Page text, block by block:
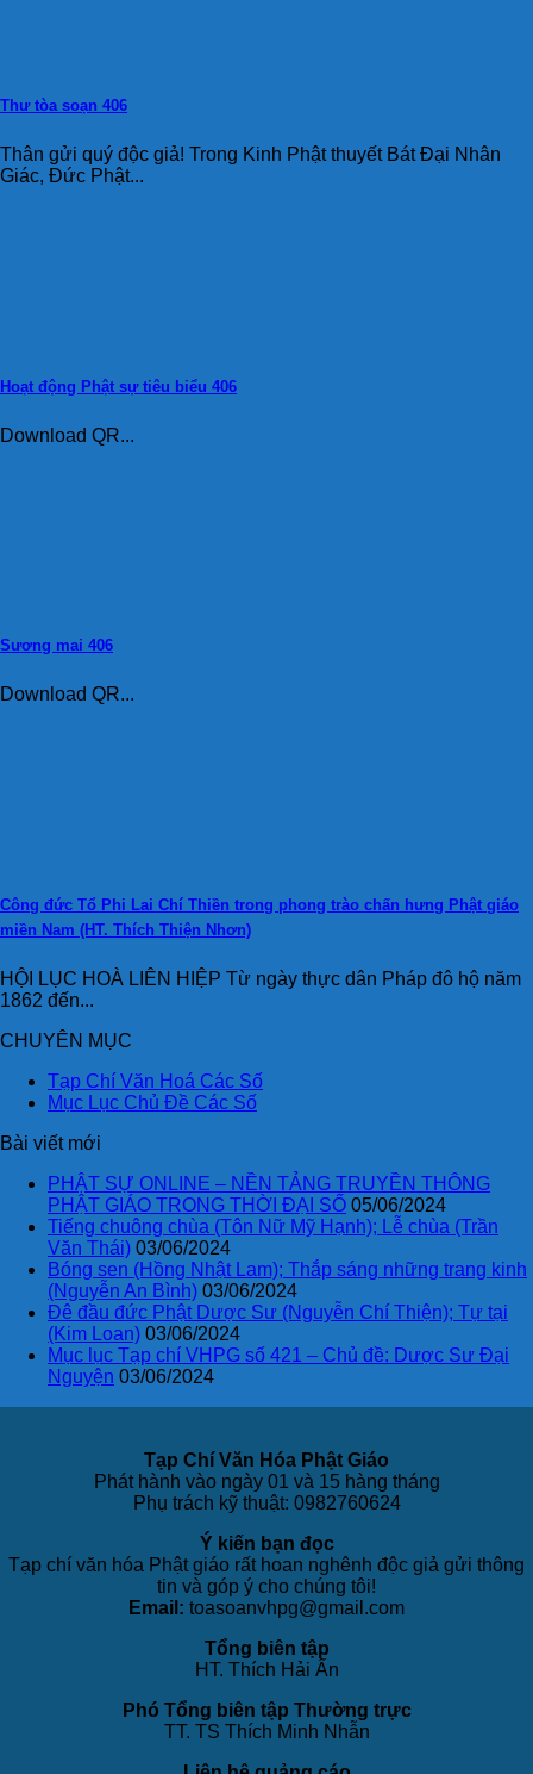
Thư tòa soạn 406
Thân gửi quý độc giả! Trong Kinh Phật thuyết Bát Đại Nhân
Giác, Đức Phật...
Hoạt động Phật sự tiêu biểu 406
Download QR...
Sương mai 406
Download QR...
Công đức Tổ Phi Lai Chí Thiền trong phong trào chấn hưng Phật giáo
miền Nam (HT. Thích Thiện Nhơn)
HỘI LỤC HOÀ LIÊN HIỆP Từ ngày thực dân Pháp đô hộ năm
1862 đến...
CHUYÊN MỤC
Tạp Chí Văn Hoá Các Số
Mục Lục Chủ Đề Các Số
Bài viết mới
PHẬT SỰ ONLINE – NỀN TẢNG TRUYỀN THÔNG
PHẬT GIÁO TRONG THỜI ĐẠI SỐ 05/06/2024
Tiếng chuông chùa (Tôn Nữ Mỹ Hạnh); Lễ chùa (Trần
Văn Thái) 03/06/2024
Bóng sen (Hồng Nhật Lam); Thắp sáng những trang kinh
(Nguyễn An Bình) 03/06/2024
Đê đầu đức Phật Dược Sư (Nguyễn Chí Thiện); Tự tại
(Kim Loan) 03/06/2024
Mục lục Tạp chí VHPG số 421 – Chủ đề: Dược Sư Đại
Nguyện 03/06/2024
Tạp Chí Văn Hóa Phật Giáo
Phát hành vào ngày 01 và 15 hàng tháng
Phụ trách kỹ thuật: 0982760624
Ý kiến bạn đọc
Tạp chí văn hóa Phật giáo rất hoan nghênh độc giả gửi thông
tin và góp ý cho chúng tôi!
Email: toasoanvhpg@gmail.com
Tổng biên tập
HT. Thích Hải Ấn
Phó Tổng biên tập Thường trực
TT. TS Thích Minh Nhẫn